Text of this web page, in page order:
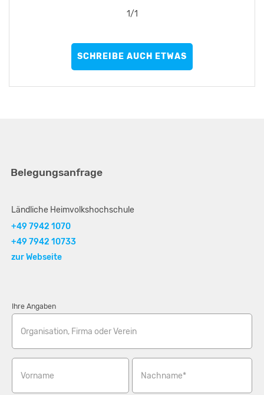
1/1
SCHREIBE AUCH ETWAS
Belegungsanfrage
Ländliche Heimvolkshochschule
+49 7942 1070
+49 7942 10733
zur Webseite
Ihre Angaben
Organisation, Firma oder Verein
Vorname Nachname*